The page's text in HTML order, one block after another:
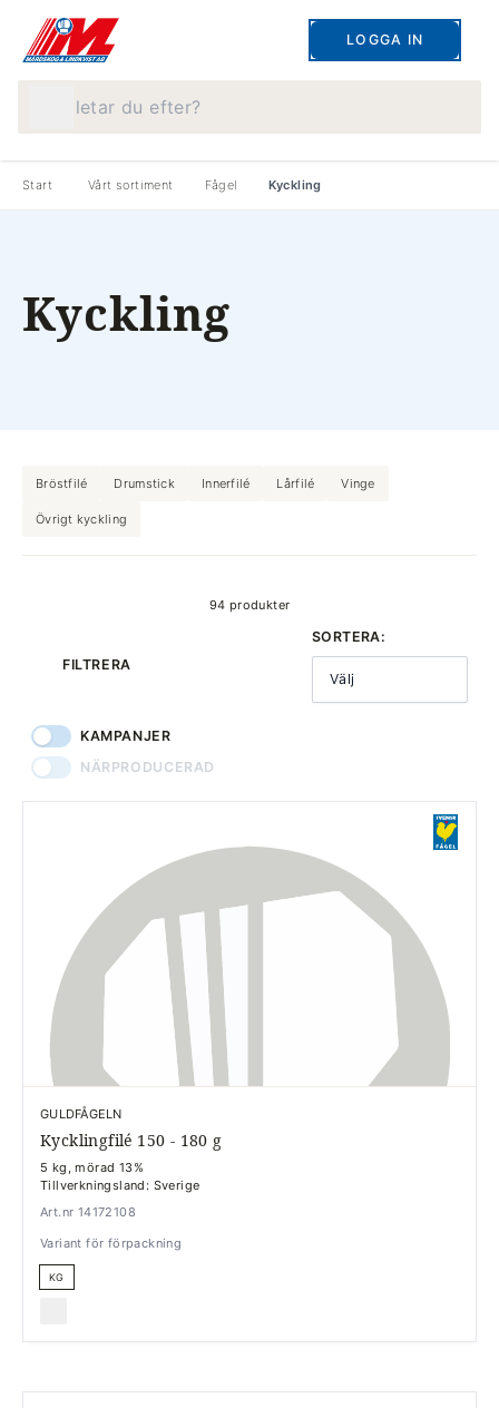
LOGGA IN
Start Vårt sortiment Fågel Kyckling
Kyckling
Bröstfilé Drumstick Innerfilé Lårfilé Vinge
Övrigt kyckling
94 produkter
FILTRERA
SORTERA:
Välj
KAMPANJER
NÄRPRODUCERAD
GULDFÅGELN
Kycklingfilé 150 - 180 g
5 kg, mörad 13%
Tillverkningsland: Sverige
Art.nr 14172108
Variant för förpackning
KG